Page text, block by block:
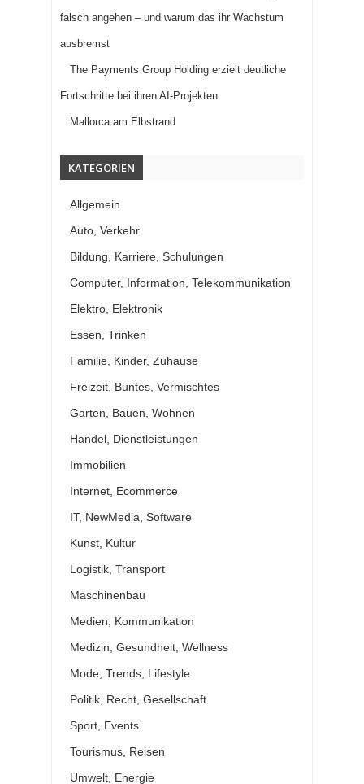
falsch angehen – und warum das ihr Wachstum
ausbremst
The Payments Group Holding erzielt deutliche
Fortschritte bei ihren AI-Projekten
Mallorca am Elbstrand
KATEGORIEN
Allgemein
Auto, Verkehr
Bildung, Karriere, Schulungen
Computer, Information, Telekommunikation
Elektro, Elektronik
Essen, Trinken
Familie, Kinder, Zuhause
Freizeit, Buntes, Vermischtes
Garten, Bauen, Wohnen
Handel, Dienstleistungen
Immobilien
Internet, Ecommerce
IT, NewMedia, Software
Kunst, Kultur
Logistik, Transport
Maschinenbau
Medien, Kommunikation
Medizin, Gesundheit, Wellness
Mode, Trends, Lifestyle
Politik, Recht, Gesellschaft
Sport, Events
Tourismus, Reisen
Umwelt, Energie